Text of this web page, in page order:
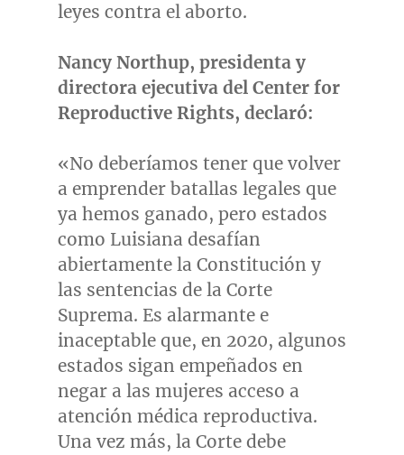
leyes contra el aborto.
Nancy Northup, presidenta y
directora ejecutiva del Center for
Reproductive Rights, declaró:
«No deberíamos tener que volver
a emprender batallas legales que
ya hemos ganado, pero estados
como Luisiana desafían
abiertamente la Constitución y
las sentencias de la Corte
Suprema. Es alarmante e
inaceptable que, en 2020, algunos
estados sigan empeñados en
negar a las mujeres acceso a
atención médica reproductiva.
Una vez más, la Corte debe